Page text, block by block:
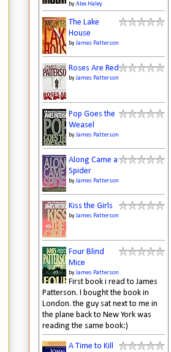
byAlex Haley
The Lake
House
byJames Patterson
Roses Are Red
byJames Patterson
Pop Goes the
Weasel
byJames Patterson
Along Came a
Spider
byJames Patterson
Kiss the Girls
byJames Patterson
Four Blind
Mice
byJames Patterson
First book i read to James
Patterson. I bought the book in
London. the guy sat next to me in
the plane back to New York was
reading the same book:)
A Time to Kill